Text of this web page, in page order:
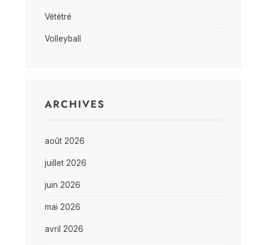
Vététré
Volleyball
ARCHIVES
août 2026
juillet 2026
juin 2026
mai 2026
avril 2026